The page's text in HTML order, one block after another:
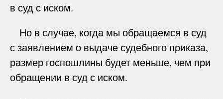
в суд с иском.
Но в случае, когда мы обращаемся в суд
с заявлением о выдаче судебного приказа,
размер госпошлины будет меньше, чем при
обращении в суд с иском.